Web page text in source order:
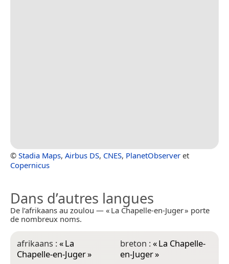
© Stadia Maps, Airbus DS, CNES, PlanetObserver et
Copernicus
Dans d’autres langues
De l’afrikaans au zoulou — « La Chapelle-en-Juger » porte
de nombreux noms.
afrikaans :«La
Chapelle-en-Juger»
breton :«La Chapelle-
en-Juger»